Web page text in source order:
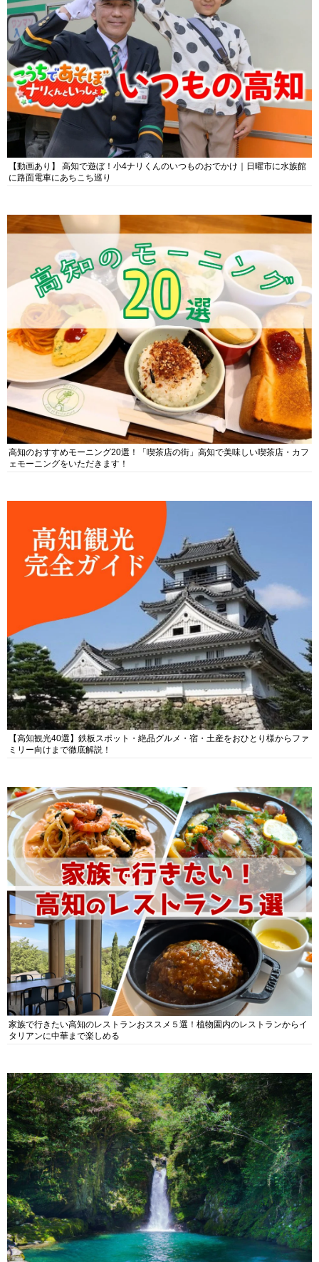
【動画あり】 高知で遊ぼ！小4ナリくんのいつものおでかけ｜日曜市に水族館
に路面電車にあちこち巡り
高知のおすすめモーニング20選！「喫茶店の街」高知で美味しい喫茶店・カフ
ェモーニングをいただきます！
【高知観光40選】鉄板スポット・絶品グルメ・宿・土産をおひとり様からファ
ミリー向けまで徹底解説！
家族で行きたい高知のレストランおススメ５選！植物園内のレストランからイ
タリアンに中華まで楽しめる